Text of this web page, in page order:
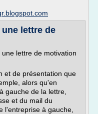
lettre de
lettre de motivation
et de présentation que
alors qu'en
gauche de la lettre,
et du mail du
l'entreprise à gauche,